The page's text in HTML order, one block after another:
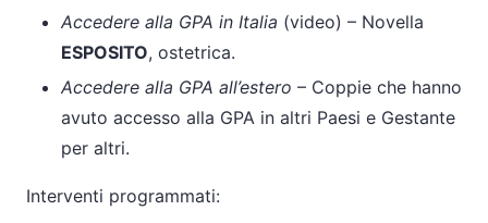
Accedere alla GPA in Italia (video) – Novella
ESPOSITO, ostetrica.
Accedere alla GPA all’estero – Coppie che hanno
avuto accesso alla GPA in altri Paesi e Gestante
per altri.
Interventi programmati: